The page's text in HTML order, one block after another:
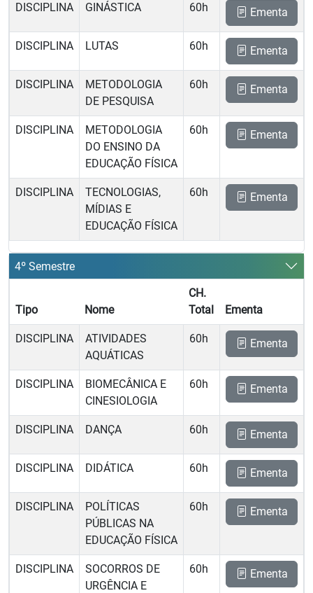
DISCIPLINA GINÁSTICA 60h Ementa
DISCIPLINA LUTAS 60h Ementa
DISCIPLINA
METODOLOGIA
DE PESQUISA
60h Ementa
DISCIPLINA
METODOLOGIA
DO ENSINO DA
EDUCAÇÃO FÍSICA
60h Ementa
DISCIPLINA
TECNOLOGIAS,
MÍDIAS E
EDUCAÇÃO FÍSICA
60h Ementa
4º Semestre
Tipo Nome
CH.
Total
Ementa
DISCIPLINA
ATIVIDADES
AQUÁTICAS
60h Ementa
DISCIPLINA
BIOMECÂNICA E
CINESIOLOGIA
60h Ementa
DISCIPLINA DANÇA 60h Ementa
DISCIPLINA DIDÁTICA 60h Ementa
DISCIPLINA
POLÍTICAS
PÚBLICAS NA
EDUCAÇÃO FÍSICA
60h Ementa
DISCIPLINA
SOCORROS DE
URGÊNCIA E
60h Ementa